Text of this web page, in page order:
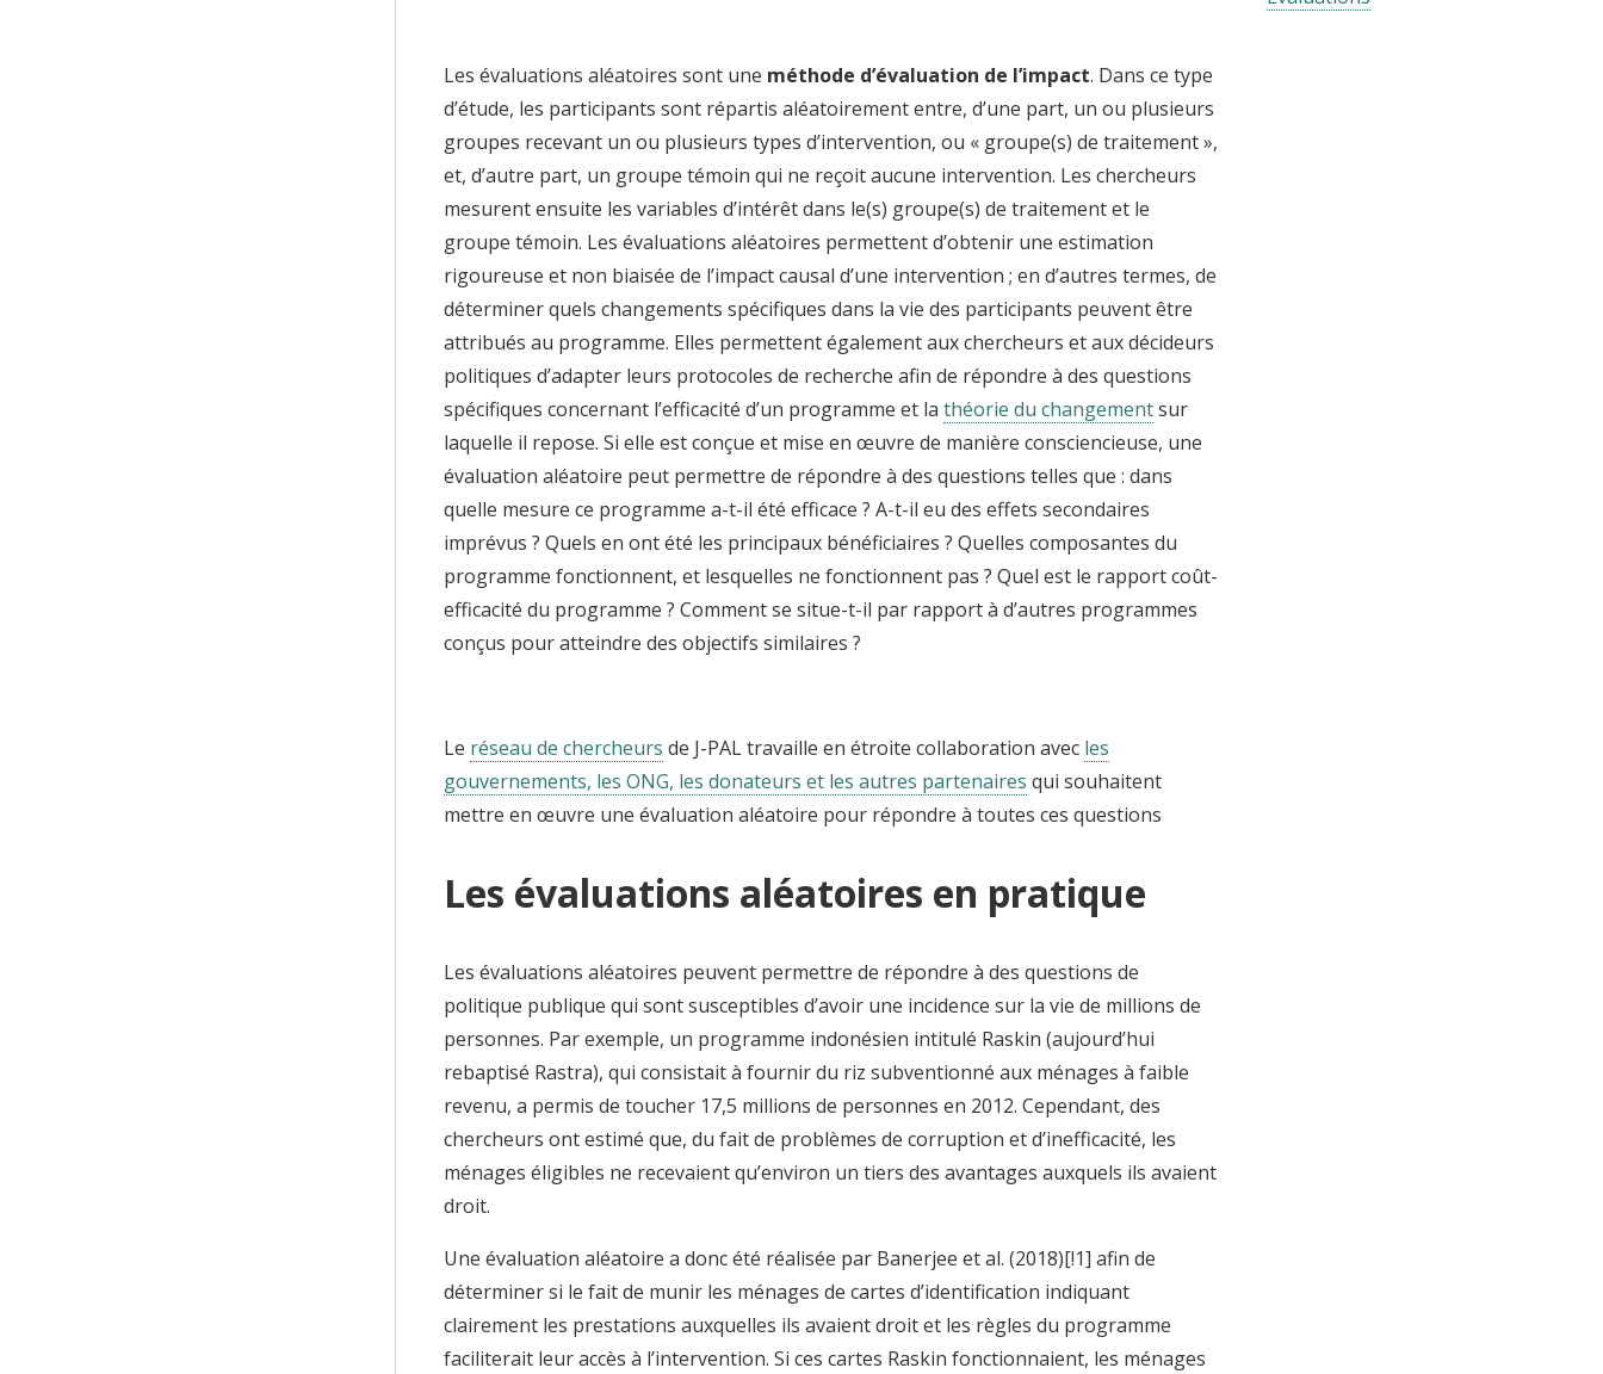
Les évaluations aléatoires sont une méthode d’évaluation de l’impact. Dans ce type
d’étude, les participants sont répartis aléatoirement entre, d’une part, un ou plusieurs
groupes recevant un ou plusieurs types d’intervention, ou « groupe(s) de traitement »,
et, d’autre part, un groupe témoin qui ne reçoit aucune intervention. Les chercheurs
mesurent ensuite les variables d’intérêt dans le(s) groupe(s) de traitement et le
groupe témoin. Les évaluations aléatoires permettent d’obtenir une estimation
rigoureuse et non biaisée de l’impact causal d’une intervention ; en d’autres termes, de
déterminer quels changements spécifiques dans la vie des participants peuvent être
attribués au programme. Elles permettent également aux chercheurs et aux décideurs
politiques d’adapter leurs protocoles de recherche afin de répondre à des questions
spécifiques concernant l’efficacité d’un programme et la théorie du changementsur
laquelle il repose. Si elle est conçue et mise en œuvre de manière consciencieuse, une
évaluation aléatoire peut permettre de répondre à des questions telles que : dans
quelle mesure ce programme a-t-il été efficace ? A-t-il eu des effets secondaires
imprévus ? Quels en ont été les principaux bénéficiaires ? Quelles composantes du
programme fonctionnent, et lesquelles ne fonctionnent pas ? Quel est le rapport coût-
efficacité du programme ? Comment se situe-t-il par rapport à d’autres programmes
conçus pour atteindre des objectifs similaires ?
Le réseau de chercheurs de J-PAL travaille en étroite collaboration avec les
gouvernements, les ONG, les donateurs et les autres partenaires qui souhaitent
mettre en œuvre une évaluation aléatoire pour répondre à toutes ces questions
Les évaluations aléatoires en pratique
Les évaluations aléatoires peuvent permettre de répondre à des questions de
politique publique qui sont susceptibles d’avoir une incidence sur la vie de millions de
personnes. Par exemple, un programme indonésien intitulé Raskin (aujourd’hui
rebaptisé Rastra), qui consistait à fournir du riz subventionné aux ménages à faible
revenu, a permis de toucher 17,5 millions de personnes en 2012. Cependant, des
chercheurs ont estimé que, du fait de problèmes de corruption et d’inefficacité, les
ménages éligibles ne recevaient qu’environ un tiers des avantages auxquels ils avaient
droit.
Une évaluation aléatoire a donc été réalisée par Banerjee et al. (2018)[!1] afin de
déterminer si le fait de munir les ménages de cartes d’identification indiquant
clairement les prestations auxquelles ils avaient droit et les règles du programme
faciliterait leur accès à l’intervention. Si ces cartes Raskin fonctionnaient, les ménages